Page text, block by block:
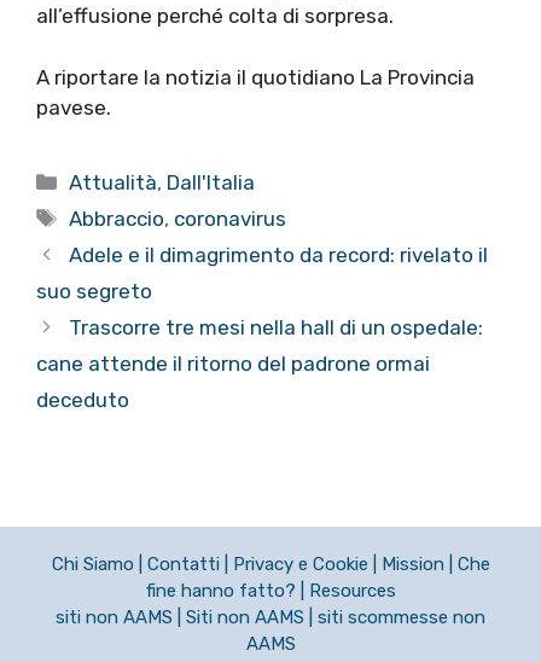
all’effusione perché colta di sorpresa.
A riportare la notizia il quotidiano La Provincia
pavese.
Categorie
Attualità, Dall'Italia
Tag
Abbraccio, coronavirus
Adele e il dimagrimento da record: rivelato il
suo segreto
Trascorre tre mesi nella hall di un ospedale:
cane attende il ritorno del padrone ormai
deceduto
Chi Siamo Contatti Privacy e Cookie Mission
Che
fine hanno fatto?
Resources
siti non AAMS
Siti non AAMS
siti scommesse non
AAMS